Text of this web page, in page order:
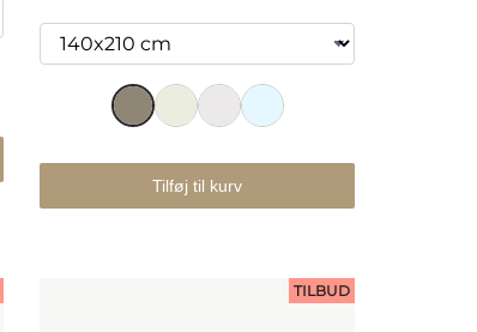
Tilføj til kurv
TILBUD